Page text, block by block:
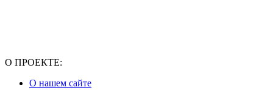
О ПРОЕКТЕ:
О нашем сайте